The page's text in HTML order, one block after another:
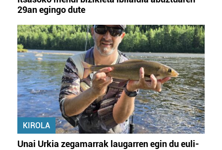
29an egingo dute
KIROLA
Unai Urkia zegamarrak laugarren egin du euli-